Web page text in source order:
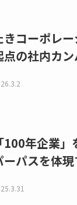
きコーポレ
点の社内カ
「100年企業
ーパスを体